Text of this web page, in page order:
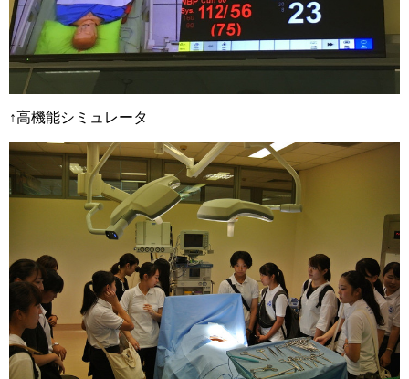
↑高機能シミュレータ